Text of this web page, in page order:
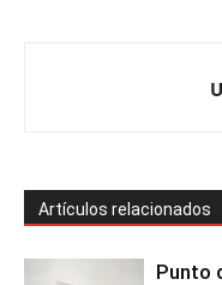
Artículos relacionados
Punto